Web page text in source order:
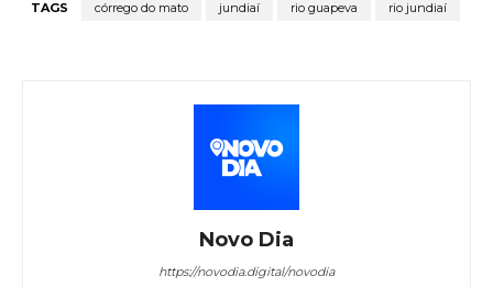
TAGS córrego do mato jundiaí rio guapeva rio jundiaí
Novo Dia
https://novodia.digital/novodia